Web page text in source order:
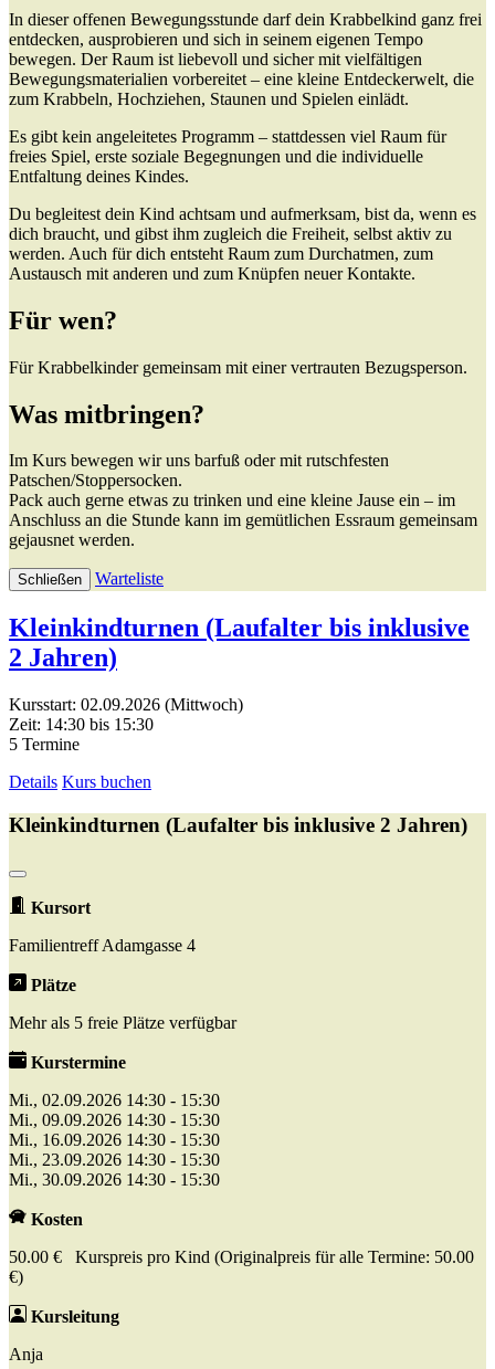
In dieser offenen Bewegungsstunde darf dein Krabbelkind ganz frei
entdecken, ausprobieren und sich in seinem eigenen Tempo
bewegen. Der Raum ist liebevoll und sicher mit vielfältigen
Bewegungsmaterialien vorbereitet – eine kleine Entdeckerwelt, die
zum Krabbeln, Hochziehen, Staunen und Spielen einlädt.
Es gibt kein angeleitetes Programm – stattdessen viel Raum für
freies Spiel, erste soziale Begegnungen und die individuelle
Entfaltung deines Kindes.
Du begleitest dein Kind achtsam und aufmerksam, bist da, wenn es
dich braucht, und gibst ihm zugleich die Freiheit, selbst aktiv zu
werden. Auch für dich entsteht Raum zum Durchatmen, zum
Austausch mit anderen und zum Knüpfen neuer Kontakte.
Für wen?
Für Krabbelkinder gemeinsam mit einer vertrauten Bezugsperson.
Was mitbringen?
Im Kurs bewegen wir uns barfuß oder mit rutschfesten
Patschen/Stoppersocken.
Pack auch gerne etwas zu trinken und eine kleine Jause ein – im
Anschluss an die Stunde kann im gemütlichen Essraum gemeinsam
gejausnet werden.
Schließen Warteliste
Kleinkindturnen (Laufalter bis inklusive
2 Jahren)
Kursstart: 02.09.2026 (Mittwoch)
Zeit: 14:30 bis 15:30
5 Termine
Details Kurs buchen
Kleinkindturnen (Laufalter bis inklusive 2 Jahren)
Kursort
Familientreff Adamgasse 4
Plätze
Mehr als 5 freie Plätze verfügbar
Kurstermine
Mi., 02.09.2026 14:30 - 15:30
Mi., 09.09.2026 14:30 - 15:30
Mi., 16.09.2026 14:30 - 15:30
Mi., 23.09.2026 14:30 - 15:30
Mi., 30.09.2026 14:30 - 15:30
Kosten
50.00 € Kurspreis pro Kind (Originalpreis für alle Termine: 50.00
€)
Kursleitung
Anja